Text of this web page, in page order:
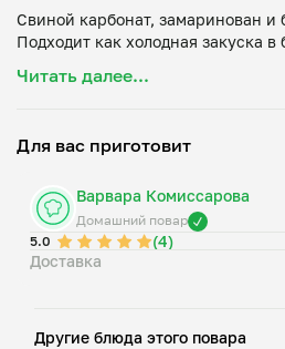
Свиной карбонат, замаринован и
Читать далее...
Для вас приготовит
Варвара Комиссарова
Домашний повар
5.0
(4)
Доставка
Другие блюда этого повара